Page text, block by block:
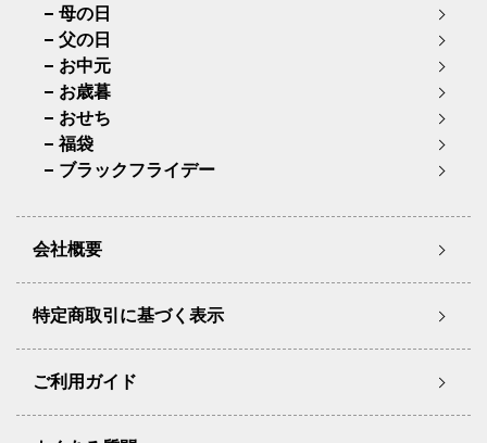
母の日
父の日
お中元
お歳暮
おせち
福袋
ブラックフライデー
会社概要
特定商取引に基づく表示
ご利用ガイド